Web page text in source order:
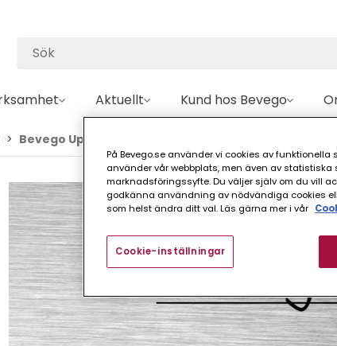
Aktuellt Kund hos Bevego
Bevego Uppdaterar Artikelbenämningar Enligt
På Bevego.se använder vi cookies av
använder vår webbplats, men även av
marknadsföringssyfte. Du väljer själv om du vill
godkänna användning av nödvändiga cookies
som helst ändra ditt val. Läs gärna mer i vår
Cookie-inställningar